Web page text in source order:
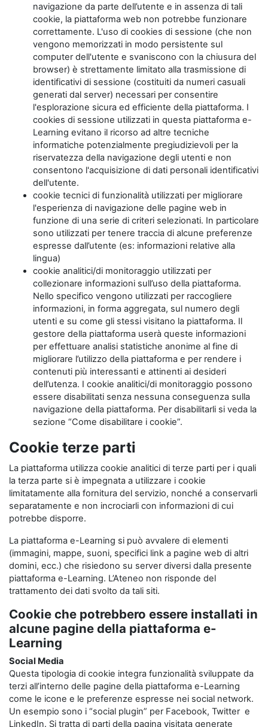
navigazione da parte dell’utente e in assenza di tali
cookie, la piattaforma web non potrebbe funzionare
correttamente. L'uso di cookies di sessione (che non
vengono memorizzati in modo persistente sul
computer dell'utente e svaniscono con la chiusura del
browser) è strettamente limitato alla trasmissione di
identificativi di sessione (costituiti da numeri casuali
generati dal server) necessari per consentire
l'esplorazione sicura ed efficiente della piattaforma. I
cookies di sessione utilizzati in questa piattaforma e-
Learning evitano il ricorso ad altre tecniche
informatiche potenzialmente pregiudizievoli per la
riservatezza della navigazione degli utenti e non
consentono l'acquisizione di dati personali identificativi
dell'utente.
cookie tecnici di funzionalità utilizzati per migliorare
l'esperienza di navigazione delle pagine web in
funzione di una serie di criteri selezionati. In particolare
sono utilizzati per tenere traccia di alcune preferenze
espresse dall’utente (es: informazioni relative alla
lingua)
cookie analitici/di monitoraggio utilizzati per
collezionare informazioni sull’uso della piattaforma.
Nello specifico vengono utilizzati per raccogliere
informazioni, in forma aggregata, sul numero degli
utenti e su come gli stessi visitano la piattaforma. Il
gestore della piattaforma userà queste informazioni
per effettuare analisi statistiche anonime al fine di
migliorare l’utilizzo della piattaforma e per rendere i
contenuti più interessanti e attinenti ai desideri
dell’utenza. I cookie analitici/di monitoraggio possono
essere disabilitati senza nessuna conseguenza sulla
navigazione della piattaforma. Per disabilitarli si veda la
sezione “Come disabilitare i cookie”.
Cookie terze parti
La piattaforma utilizza cookie analitici di terze parti per i quali
la terza parte si è impegnata a utilizzare i cookie
limitatamente alla fornitura del servizio, nonché a conservarli
separatamente e non incrociarli con informazioni di cui
potrebbe disporre.
La piattaforma e-Learning si può avvalere di elementi
(immagini, mappe, suoni, specifici link a pagine web di altri
domini, ecc.) che risiedono su server diversi dalla presente
piattaforma e-Learning. L’Ateneo non risponde del
trattamento dei dati svolto da tali siti.
Cookie che potrebbero essere installati in
alcune pagine della piattaforma e-
Learning
Social Media
Questa tipologia di cookie integra funzionalità sviluppate da
terzi all’interno delle pagine della piattaforma e-Learning
come le icone e le preferenze espresse nei social network.
Un esempio sono i “social plugin” per Facebook, Twitter e
LinkedIn. Si tratta di parti della pagina visitata generate